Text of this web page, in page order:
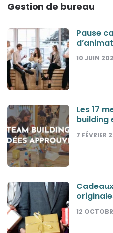
Gestion de bureau
Pause
10 JUIN
Les 17
building
7 FÉVRIER
12